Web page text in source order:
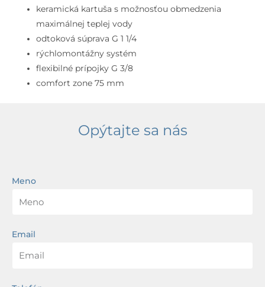
keramická kartuša s možnosťou obmedzenia
maximálnej teplej vody
odtoková súprava G 1 1/4
rýchlomontážny systém
flexibilné prípojky G 3/8
comfort zone 75 mm
Opýtajte sa nás
Meno
Email